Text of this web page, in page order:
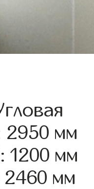
2950 мм
1200 мм
2460 мм